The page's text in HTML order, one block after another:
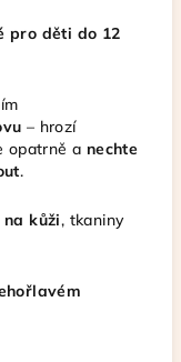
pro děti do 12
– hrozí
opatrně a nechte
.
kůži, tkaniny